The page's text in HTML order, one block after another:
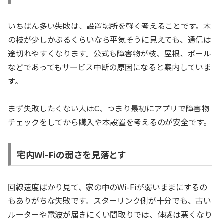
いちばん多い失敗は、設置場所を軽く考えることです。木
の枝が少しかぶるくらいなら平気そうに見えても、通信は
途切れやすくなります。公式も障害物が枝、屋根、ポール
などであってもサービス中断の原因になると案内していま
す。
まず失敗したくない人はC、つまり最初にアプリで障害物
チェックをしてから購入や本設置を考えるのが安全です。
宅内Wi-Fiの弱さを見落とす
回線速度ばかり見て、家の中のWi-Fiが弱いままにするの
もありがちな失敗です。スターリンク側が十分でも、古い
ルーターや電波が届きにくい間取りでは、体感は悪くなり